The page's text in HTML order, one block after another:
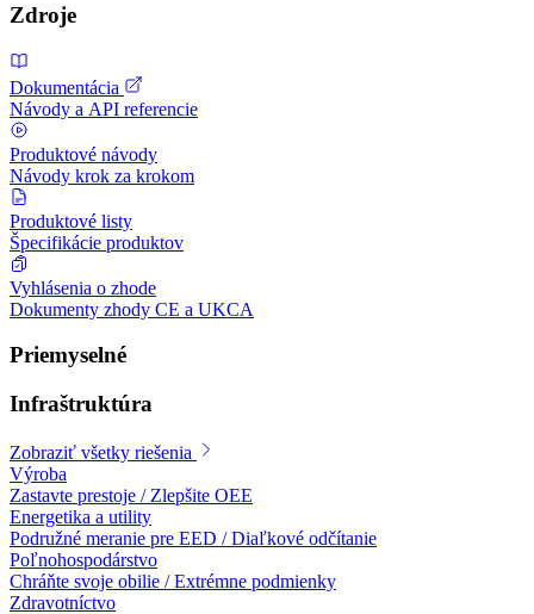
Zdroje
Dokumentácia
Návody a API referencie
Produktové návody
Návody krok za krokom
Produktové listy
Špecifikácie produktov
Vyhlásenia o zhode
Dokumenty zhody CE a UKCA
Priemyselné
Infraštruktúra
Zobraziť všetky riešenia
Výroba
Zastavte prestoje / Zlepšite OEE
Energetika a utility
Podružné meranie pre EED / Diaľkové odčítanie
Poľnohospodárstvo
Chráňte svoje obilie / Extrémne podmienky
Zdravotníctvo